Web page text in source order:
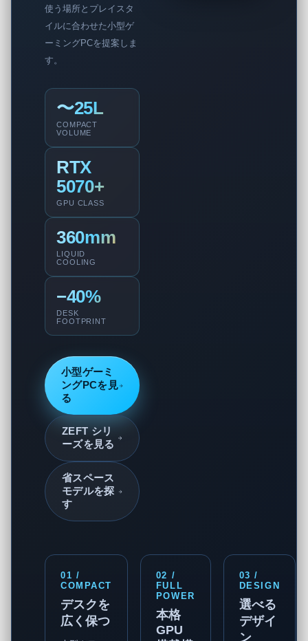
使う場所とプレイスタ
イルに合わせた小型ゲ
ーミングPCを提案しま
す。
〜25L
COMPACT
VOLUME
RTX
5070+
GPU CLASS
360mm
LIQUID
COOLING
−40%
DESK
FOOTPRINT
小型ゲーミ
ングPCを見
る
ZEFT シリ
ーズを見る
省スペース
モデルを探
す
01 /
COMPACT
デスクを
広く保つ
02 /
FULL
POWER
本格
GPU
03 /
DESIGN
選べる
デザイ
ン